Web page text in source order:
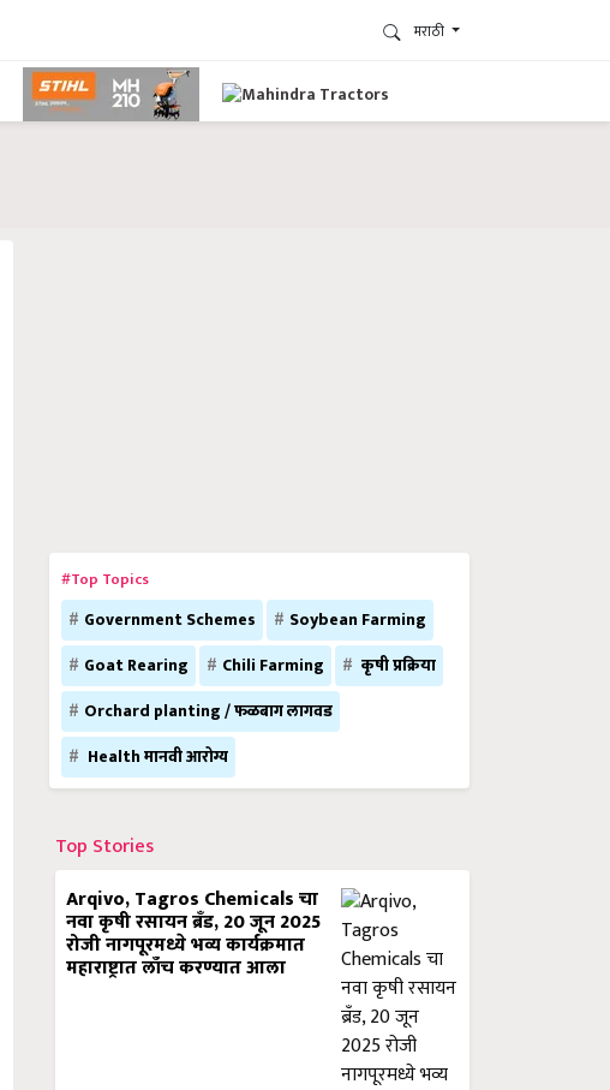
मराठी
#Top Topics
Government Schemes
Soybean Farming
Goat Rearing
Chili Farming
कृषी प्रक्रिया
Orchard planting / फळबाग लागवड
Health मानवी आरोग्य
Top Stories
Arqivo, Tagros Chemicals चा
नवा कृषी रसायन ब्रँड, 20 जून 2025
रोजी नागपूरमध्ये भव्य कार्यक्रमात
महाराष्ट्रात लाँच करण्यात आला